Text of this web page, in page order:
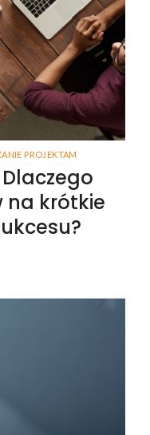
PROJEKTAM
na krótkie